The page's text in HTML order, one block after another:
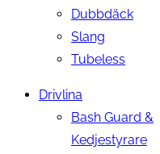
Dubbdäck
Slang
Tubeless
Drivlina
Bash Guard &
Kedjestyrare